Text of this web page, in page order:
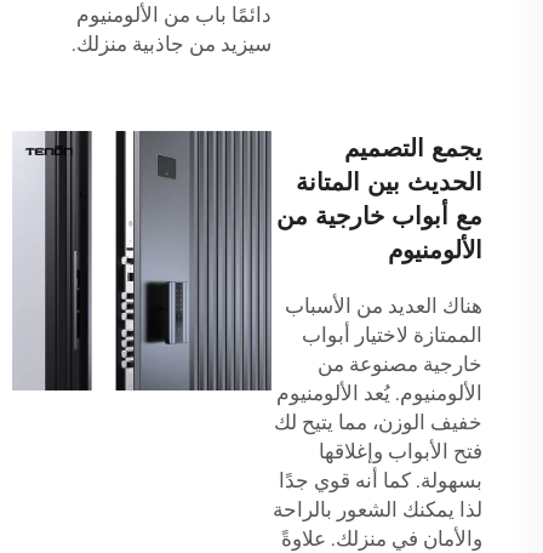
دائمًا باب من الألومنيوم
سيزيد من جاذبية منزلك.
يجمع التصميم
الحديث بين المتانة
مع أبواب خارجية من
الألومنيوم
هناك العديد من الأسباب
الممتازة لاختيار أبواب
خارجية مصنوعة من
الألومنيوم. يُعد الألومنيوم
خفيف الوزن، مما يتيح لك
فتح الأبواب وإغلاقها
بسهولة. كما أنه قوي جدًا
لذا يمكنك الشعور بالراحة
والأمان في منزلك. علاوةً